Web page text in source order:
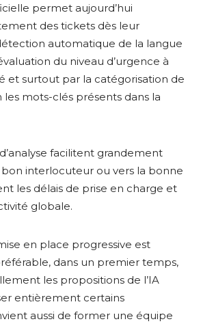
permet aujourd’hui
des tickets dès leur
automatique de la langue
du niveau d’urgence à
et surtout par la catégorisation de
mots-clés présents dans la
facilitent grandement
bon interlocuteur ou vers la bonne
les délais de prise en charge et
globale.
en place progressive est
dans un premier temps,
les propositions de l’IA
entièrement certains
aussi de former une équipe